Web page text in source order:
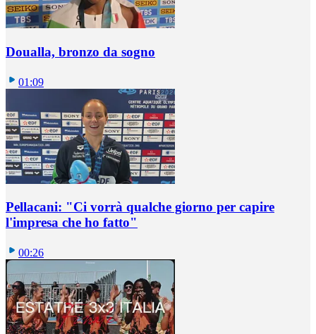
Doualla, bronzo da sogno
01:09
Pellacani: "Ci vorrà qualche giorno per capire
l'impresa che ho fatto"
00:26